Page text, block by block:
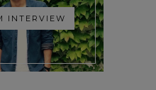
INTERVIEW